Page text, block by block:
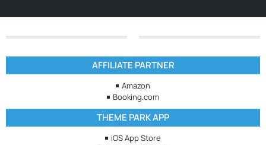
AFFILIATE PARTNER
Amazon
Booking.com
THEME PARK APP
iOS App Store